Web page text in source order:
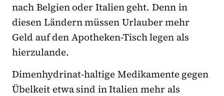
nach Belgien oder Italien geht. Denn in
diesen Ländern müssen Urlauber mehr
Geld auf den Apotheken-Tisch legen als
hierzulande.
Dimenhydrinat-haltige Medikamente gegen
Übelkeit etwa sind in Italien mehr als